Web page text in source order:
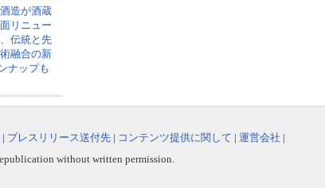
造が酒蔵
リニュー
伝統と先
融合の新
ナップも
| プレスリリース送付先 | コンテンツ提供に関して | 運営会社 |
without written permission.